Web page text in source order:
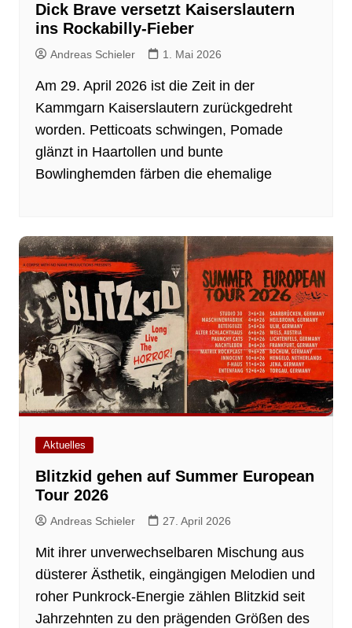
Dick Brave versetzt Kaiserslautern
ins Rockabilly-Fieber
Andreas Schieler 1. Mai 2026
Am 29. April 2026 ist die Zeit in der
Kammgarn Kaiserslautern zurückgedreht
worden. Petticoats schwingen, Pomade
glänzt in Haartollen und bunte
Bowlinghemden färben die ehemalige
Aktuelles
Blitzkid gehen auf Summer European
Tour 2026
Andreas Schieler 27. April 2026
Mit ihrer unverwechselbaren Mischung aus
düsterer Ästhetik, eingängigen Melodien und
roher Punkrock-Energie zählen Blitzkid seit
Jahrzehnten zu den prägenden Größen des